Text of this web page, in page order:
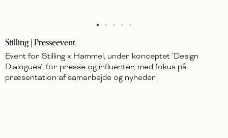
Stilling | Presseevent
Event for Stilling x Hammel, under konceptet ’Design
Dialogues’, for presse og influenter, med fokus på
præsentation af samarbejde og nyheder.